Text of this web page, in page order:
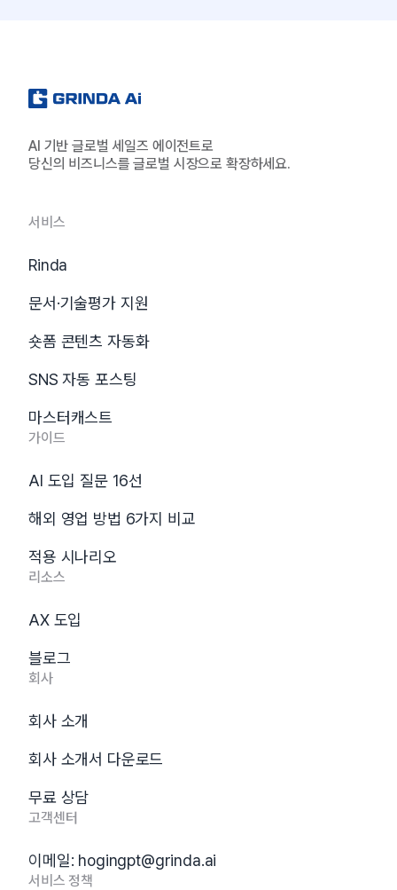
AI 기반 글로벌 세일즈 에이전트로
당신의 비즈니스를 글로벌 시장으로 확장하세요.
서비스
Rinda
문서·기술평가 지원
숏폼 콘텐츠 자동화
SNS 자동 포스팅
마스터캐스트
가이드
AI 도입 질문 16선
해외 영업 방법 6가지 비교
적용 시나리오
리소스
AX 도입
블로그
회사
회사 소개
회사 소개서 다운로드
무료 상담
고객센터
이메일: hogingpt@grinda.ai
서비스 정책